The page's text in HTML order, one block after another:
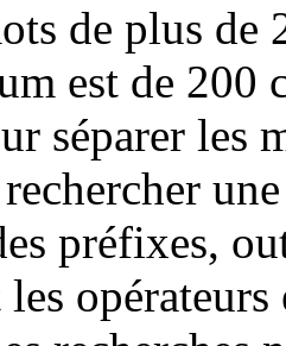
de plus de
est de 200
séparer les
préfixes,